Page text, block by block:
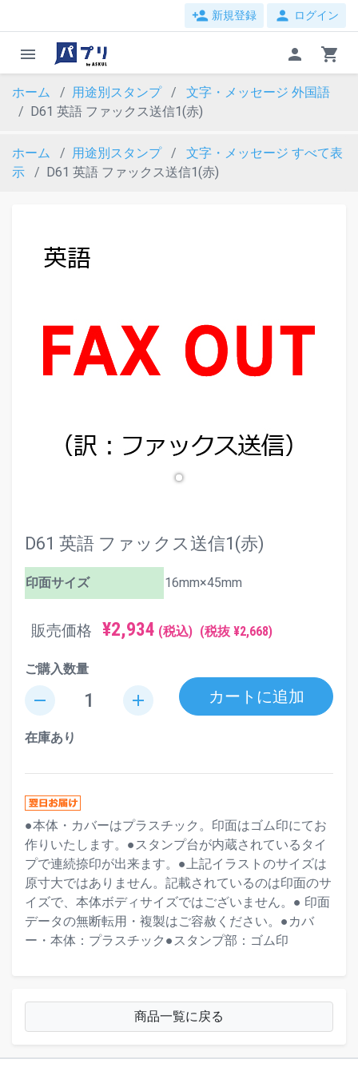
person_add 新規登録 person ログイン
menu person shopping_cart
ホーム 用途別スタンプ 文字・メッセージ 外国語
D61 英語 ファックス送信1(赤)
ホーム 用途別スタンプ 文字・メッセージ すべて表
示
D61 英語 ファックス送信1(赤)
D61 英語 ファックス送信1(赤)
印面サイズ 16mm×45mm
販売価格 ¥2,934 (税込) (税抜 ¥2,668)
ご購入数量
remove add カートに追加
在庫あり
●本体・カバーはプラスチック。印面はゴム印にてお
作りいたします。●スタンプ台が内蔵されているタイ
プで連続捺印が出来ます。●上記イラストのサイズは
原寸大ではありません。記載されているのは印面のサ
イズで、本体ボディサイズではございません。● 印面
データの無断転用・複製はご容赦ください。●カバ
ー・本体：プラスチック●スタンプ部：ゴム印
商品一覧に戻る